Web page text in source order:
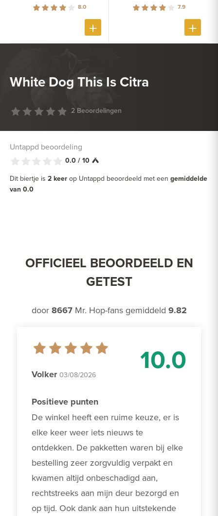
8.0 7.9
White Dog This Is Citra
2 Beoordelingen
Untappd beoordeling
0.0 / 10
Dit biertje is 2 keer op Untappd beoordeeld met een gemiddelde
van 0.0
OFFICIEEL BEOORDEELD EN
GETEST
door 8667Mr. Hop-fans gemiddeld 9.82
10.0
Volker 03/08/2026
Positieve punten
De winkel heeft een ruime keuze, er is
elke keer weer iets nieuws te
ontdekken. De pakketten waren bij elke
bestelling zeer zorgvuldig verpakt en
kwamen altijd onbeschadigd aan,
rechtstreeks aan mijn deur bezorgd en
op tijd. Ook dank aan hun uitstekende